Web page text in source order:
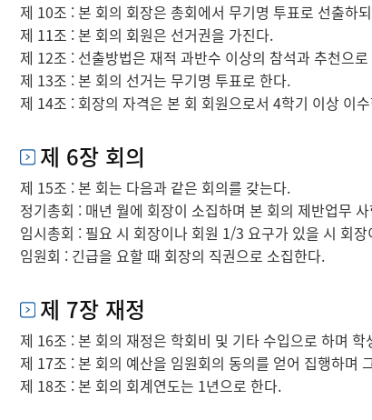
제 10조 : 본 회의 회장은 총회에서 무기명 투표로 선출하
제 11조 : 본 회의 회원은 선거권을 가진다.
제 12조 : 선출방법은 재적 과반수 이상의 참석과 추천으
제 13조 : 본 회의 선거는 무기명 투표로 한다.
제 14조 : 회장의 자격은 본 회 회원으로서 4학기 이상 이
제 6장 회의
제 15조 : 본 회는 다음과 같은 회의를 갖는다.
정기총회 : 매년 월에 회장이 소집하며 본 회의 제반업무
임시총회 : 필요 시 회장이나 회원 1/3 요구가 있을 시 회
임원회 : 긴급을 요할 때 회장의 직권으로 소집한다.
제 7장 재정
제 16조 : 본 회의 재정은 학회비 및 기타 수입으로 하며
제 17조 : 본 회의 예산을 임원회의 동의를 얻어 집행하며
제 18조 : 본 회의 회계연도는 1년으로 한다.